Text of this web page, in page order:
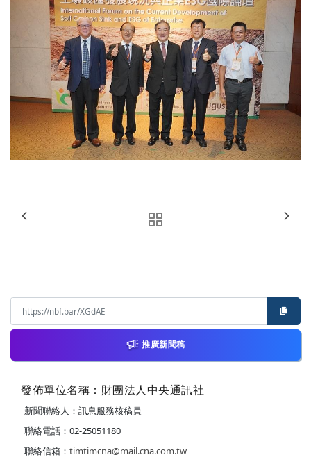
推廣新聞稿
發佈單位名稱：財團法人中央通訊社
新聞聯絡人：訊息服務核稿員
聯絡電話：02-25051180
聯絡信箱： timtimcna@mail.cna.com.tw